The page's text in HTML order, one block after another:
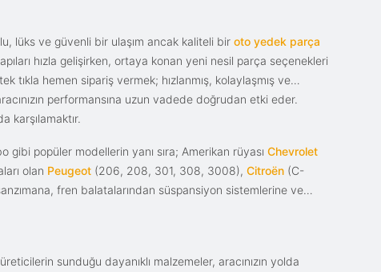
lüks ve güvenli bir ulaşım ancak kaliteli bir oto yedek parça
hızla gelişirken, ortaya konan yeni nesil parça seçenekleri
tıkla hemen sipariş vermek; hızlanmış, kolaylaşmış ve
performansına uzun vadede doğrudan etki eder.
karşılamaktır.
popüler modellerin yanı sıra; Amerikan rüyası Chevrolet
olan Peugeot (206, 208, 301, 308, 3008), Citroën (C-
fren balatalarından süspansiyon sistemlerine ve
sunduğu dayanıklı malzemeler, aracınızın yolda